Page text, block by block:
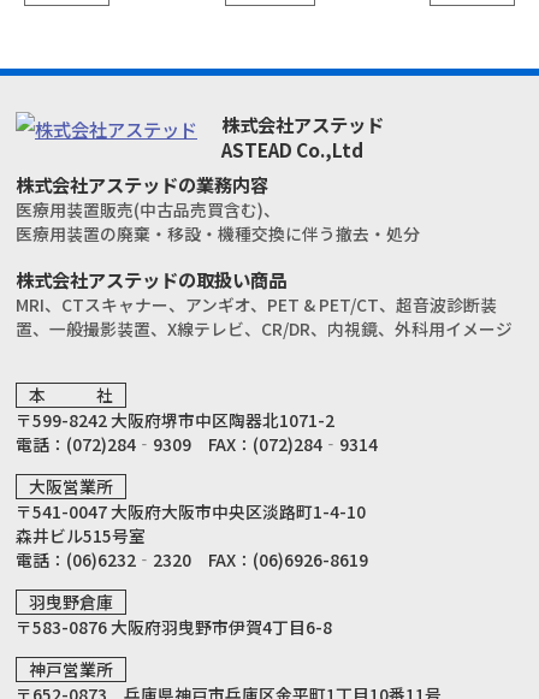
株式会社アステッド
ASTEAD Co.,Ltd
株式会社アステッドの業務内容
医療用装置販売(中古品売買含む)、
医療用装置の廃棄・移設・機種交換に伴う撤去・処分
株式会社アステッドの取扱い商品
MRI、CTスキャナー、アンギオ、PET & PET/CT、 超音波診断装
置、一般撮影装置、X線テレビ、CR/DR、 内視鏡、外科用イメージ
本 社
〒599-8242 大阪府堺市中区陶器北1071-2
電話：(072)284‐9309 FAX：(072)284‐9314
大阪営業所
〒541-0047 大阪府大阪市中央区淡路町1-4-10
森井ビル515号室
電話：(06)6232‐2320 FAX：(06)6926-8619
羽曳野倉庫
〒583-0876 大阪府羽曳野市伊賀4丁目6-8
神戸営業所
〒652-0873 兵庫県神戸市兵庫区金平町1丁目10番11号